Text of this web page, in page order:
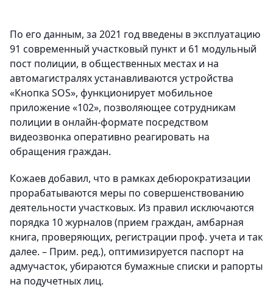
По его данным, за 2021 год введены в эксплуатацию
91 современный участковый пункт и 61 модульный
пост полиции, в общественных местах и на
автомагистралях устанавливаются устройства
«Кнопка SOS», функционирует мобильное
приложение «102», позволяющее сотрудникам
полиции в онлайн-формате посредством
видеозвонка оперативно реагировать на
обращения граждан.
Кожаев добавил, что в рамках дебюрократизации
прорабатываются меры по совершенствованию
деятельности участковых. Из правил исключаются
порядка 10 журналов (прием граждан, амбарная
книга, проверяющих, регистрации проф. учета и так
далее. – Прим. ред.), оптимизируется паспорт на
адмучасток, убираются бумажные списки и рапорты
на подучетных лиц.